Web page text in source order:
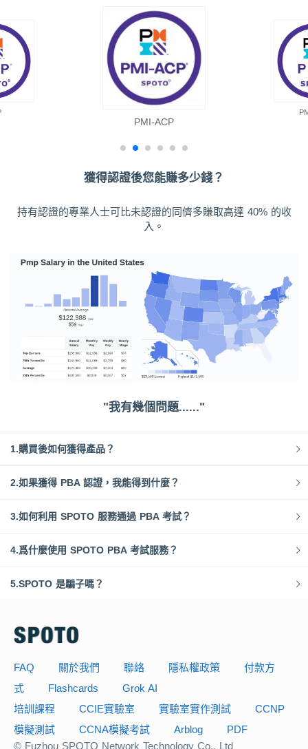
PMI-ACP
獲得認證後您能賺多少錢？
持有認證的專業人士可比未認證的同儕多賺取高達 40% 的收
入。
"我有幾個問題......"
1.購買後如何獲得產品？
2.如果獲得 PBA 認證，我能得到什麼？
3.如何利用 SPOTO 服務通過 PBA 考試？
4.爲什麼使用 SPOTO PBA 考試服務？
5.SPOTO 是騙子嗎？
FAQ 關於我們 聯絡 隱私權政策
付款方
式
Flashcards
Grok AI
培訓課程
CCIE實驗室 實驗室實作測試
CCNP
模擬測試
CCNA模擬考試 Arblog
PDF
© Fuzhou SPOTO Network Technology Co., Ltd